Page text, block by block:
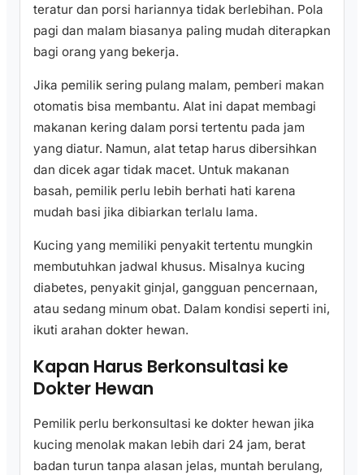
teratur dan porsi hariannya tidak berlebihan. Pola
pagi dan malam biasanya paling mudah diterapkan
bagi orang yang bekerja.
Jika pemilik sering pulang malam, pemberi makan
otomatis bisa membantu. Alat ini dapat membagi
makanan kering dalam porsi tertentu pada jam
yang diatur. Namun, alat tetap harus dibersihkan
dan dicek agar tidak macet. Untuk makanan
basah, pemilik perlu lebih berhati hati karena
mudah basi jika dibiarkan terlalu lama.
Kucing yang memiliki penyakit tertentu mungkin
membutuhkan jadwal khusus. Misalnya kucing
diabetes, penyakit ginjal, gangguan pencernaan,
atau sedang minum obat. Dalam kondisi seperti ini,
ikuti arahan dokter hewan.
Kapan Harus Berkonsultasi ke
Dokter Hewan
Pemilik perlu berkonsultasi ke dokter hewan jika
kucing menolak makan lebih dari 24 jam, berat
badan turun tanpa alasan jelas, muntah berulang,